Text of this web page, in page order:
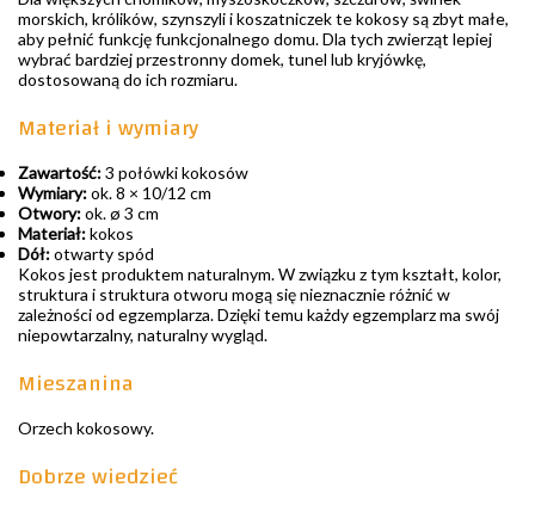
morskich, królików, szynszyli i koszatniczek te kokosy są zbyt małe,
aby pełnić funkcję funkcjonalnego domu. Dla tych zwierząt lepiej
wybrać bardziej przestronny domek, tunel lub kryjówkę,
dostosowaną do ich rozmiaru.
Materiał i wymiary
Zawartość:3 połówki kokosów
Wymiary:ok. 8 × 10/12 cm
Otwory:ok. ø 3 cm
Materiał:kokos
Dół:otwarty spód
Kokos jest produktem naturalnym. W związku z tym kształt, kolor,
struktura i struktura otworu mogą się nieznacznie różnić w
zależności od egzemplarza. Dzięki temu każdy egzemplarz ma swój
niepowtarzalny, naturalny wygląd.
Mieszanina
Orzech kokosowy.
Dobrze wiedzieć